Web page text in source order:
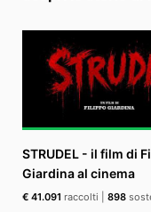
STRUDEL - il film di
Giardina al cinema
€ 41.091 raccolti 898